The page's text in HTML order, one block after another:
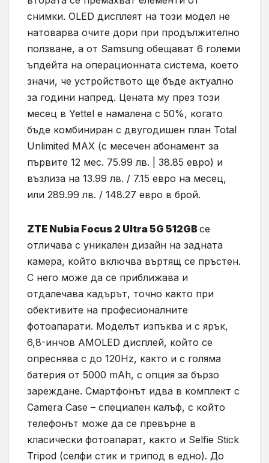
снимки. OLED дисплеят на този модел не
натоварва очите дори при продължително
ползване, а от Samsung обещават 6 големи
ъпдейта на операционната система, което
значи, че устройството ще бъде актуално
за години напред. Цената му през този
месец в Yettel е намалена с 50%, когато
бъде комбиниран с двугодишен план Total
Unlimited MAX (с месечен абонамент за
първите 12 мес. 75.99 лв. | 38.85 евро) и
възлиза на 13.99 лв. / 7.15 евро на месец,
или 289.99 лв. / 148.27 евро в брой.
ZTE Nubia Focus 2 Ultra 5G 512GBсе
отличава с уникален дизайн на задната
камера, който включва въртящ се пръстен.
С него може да се приближава и
отдалечава кадърът, точно както при
обективите на професионалните
фотоапарати. Моделът изпъква и с ярък,
6,8-инчов AMOLED дисплей, който се
опреснява с до 120Hz, както и с голяма
батерия от 5000 mAh, с опция за бързо
зареждане. Смартфонът идва в комплект с
Camera Case – специален калъф, с който
телефонът може да се превърне в
класически фотоапарат, както и Selfie Stick
Tripod (селфи стик и трипод в едно). До